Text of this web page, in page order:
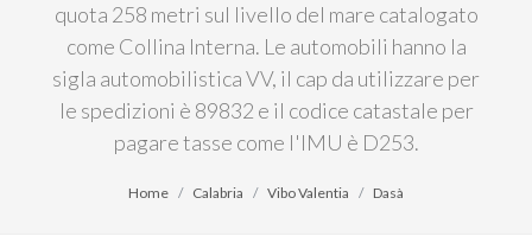
quota 258 metri sul livello del mare catalogato
come Collina Interna. Le automobili hanno la
sigla automobilistica VV, il cap da utilizzare per
le spedizioni è 89832 e il codice catastale per
pagare tasse come l'IMU è D253.
Home Calabria Vibo Valentia Dasà